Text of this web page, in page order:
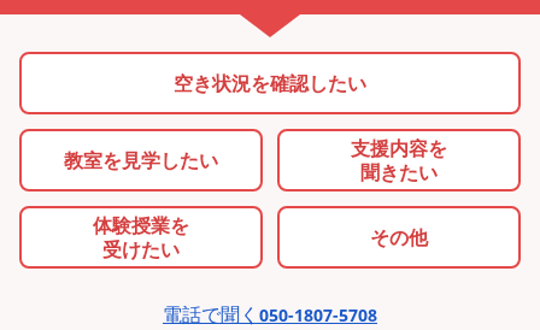
空き状況を確認したい
教室を見学したい
支援内容を
聞きたい
体験授業を
受けたい
その他
電話で聞く 050-1807-5708